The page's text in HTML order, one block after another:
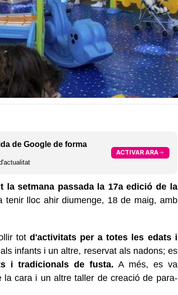
de Google de forma
ACTIVAR ARA
la setmana passada la 17a edició de la
tenir lloc ahir diumenge, 18 de maig, amb
totd'activitats per a totes les edats i
infants i un altre, reservat als nadons; es
i tradicionals de fusta. A més, es va
la cara i un altre taller de creació de para-